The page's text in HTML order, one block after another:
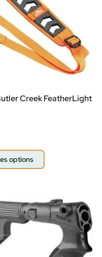
Creek FeatherLight
options